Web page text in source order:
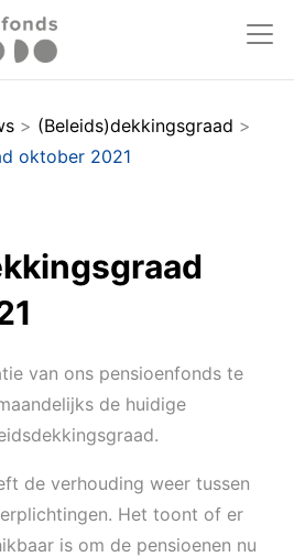
> (Beleids)dekkingsgraad >
oktober 2021
van ons pensioenfonds te
de huidige
de verhouding weer tussen
Het toont of er
is om de pensioenen nu